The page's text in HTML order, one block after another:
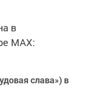
в
MАХ:
слава») в